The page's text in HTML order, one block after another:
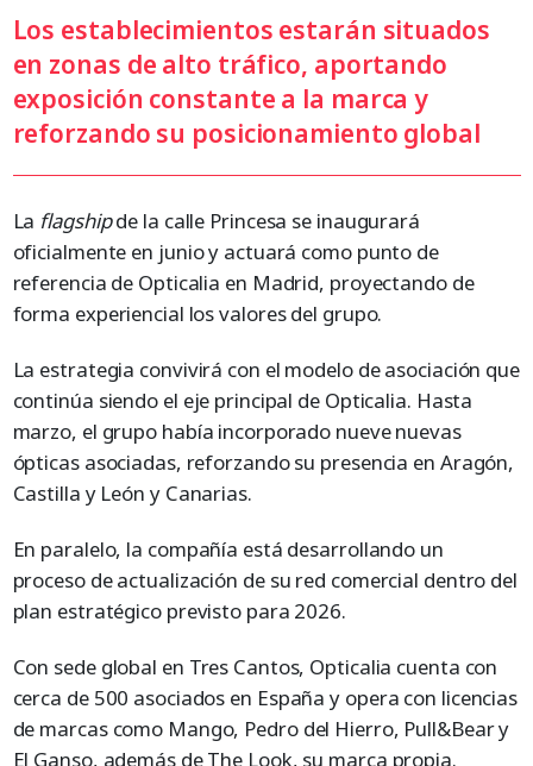
Los establecimientos estarán situados
en zonas de alto tráfico, aportando
exposición constante a la marca y
reforzando su posicionamiento global
La flagshipde la calle Princesa se inaugurará
oficialmente en junio y actuará como punto de
referencia de Opticalia en Madrid, proyectando de
forma experiencial los valores del grupo.
La estrategia convivirá con el modelo de asociación que
continúa siendo el eje principal de Opticalia. Hasta
marzo, el grupo había incorporado nueve nuevas
ópticas asociadas, reforzando su presencia en Aragón,
Castilla y León y Canarias.
En paralelo, la compañía está desarrollando un
proceso de actualización de su red comercial dentro del
plan estratégico previsto para 2026.
Con sede global en Tres Cantos, Opticalia cuenta con
cerca de 500 asociados en España y opera con licencias
de marcas como Mango, Pedro del Hierro, Pull&Bear y
El Ganso, además de The Look, su marca propia.